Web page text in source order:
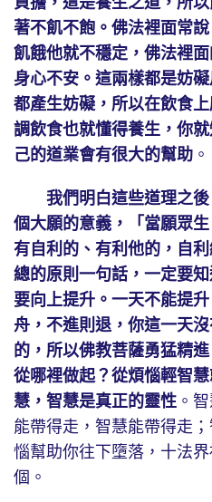
著不飢不飽。佛法裡面常
飢餓他就不穩定，佛法裡
身心不安。這兩樣都是妨
都產生妨礙，所以在飲食
調飲食也就懂得養生，你
己的道業會有很大的幫助 。
我們明白這些道理之
個大願的意義，「當願眾
有自利的、有利他的，自
總的原則一句話，一定要
要向上提升。一天不能提
舟，不進則退，你這一天
的，所以佛教菩薩勇猛精
從哪裡做起？從煩惱輕智
慧，智慧是真正的靈性 。
能帶得走，智慧能帶得走
惱幫助你往下墮落，十法
個。